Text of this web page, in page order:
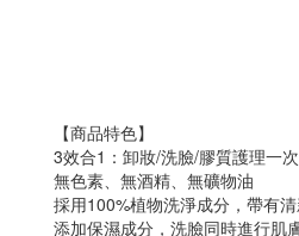
【商品特色】
3效合1：卸妝/洗臉/膠質護理一
無色素、無酒精、無礦物油
採用100%植物洗淨成分，帶有
添加保濕成分，洗臉同時進行肌